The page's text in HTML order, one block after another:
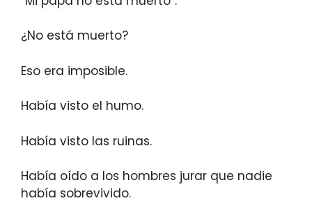
¿No está muerto?
Eso era imposible.
Había visto el humo.
Había visto las ruinas.
Había oído a los hombres jurar que nadie
había sobrevivido.